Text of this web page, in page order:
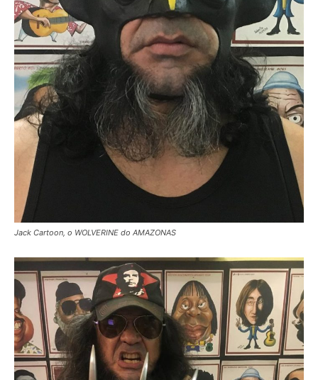
Jack Cartoon, o WOLVERINE do AMAZONAS